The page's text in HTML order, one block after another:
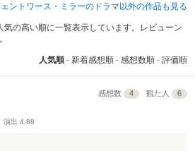
ントワース・ミラーのドラマ以外の作品も見る
の高い順に一覧表示しています。レビューン
人気順 新着感想順 感想数順 評価順
感想数 4 観た人 6
演出 4.88